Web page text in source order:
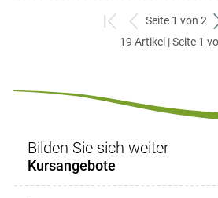
zum
ersten
zurück
zum
Seite 1 von 2
19 Artikel | Seite 1
Bilden Sie sich weiter
Kursangebote